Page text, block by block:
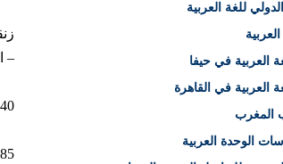
للغة العربية
العربية في حيفا
العربية في القاهرة
المغرب
الوحدة العربية
–
10040